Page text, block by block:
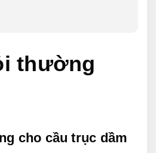
thường
cho cầu trục dầm